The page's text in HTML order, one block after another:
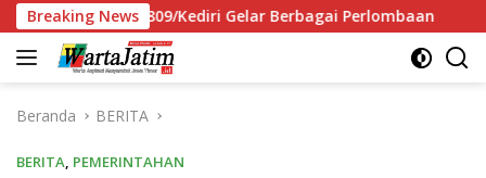
Langsung
ke
konten
Breaking News
0809/Kediri Gelar Berbagai Perlombaan Muktamar
Beranda BERITA
BERITA, PEMERINTAHAN